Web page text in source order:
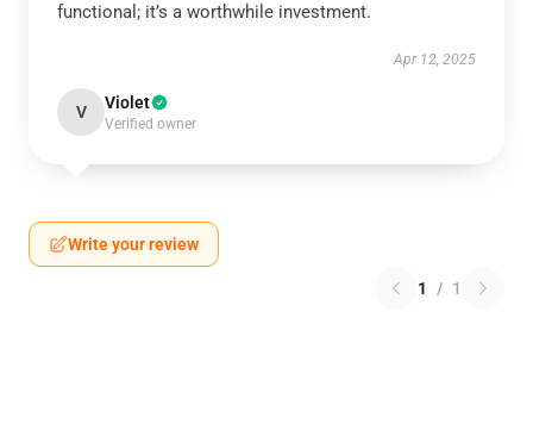
functional; it’s a worthwhile investment.
Apr 12, 2025
V Violet
Verified owner
Write your review
1 / 1